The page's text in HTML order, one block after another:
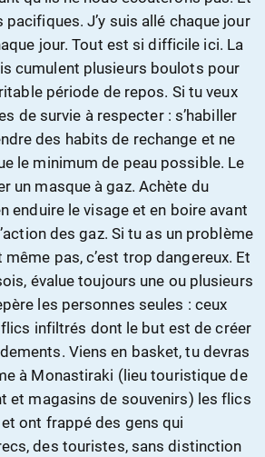
J’y suis allé chaque jour
jour. Tout est si difficile ici. La
cumulent plusieurs boulots pour
période de repos. Si tu veux
de survie à respecter : s’habiller
des habits de rechange et ne
le minimum de peau possible. Le
un masque à gaz. Achète du
enduire le visage et en boire avant
des gaz. Si tu as un problème
même pas, c’est trop dangereux. Et
évalue toujours une ou plusieurs
les personnes seules : ceux
infiltrés dont le but est de créer
Viens en basket, tu devras
à Monastiraki (lieu touristique de
et magasins de souvenirs) les flics
ont frappé des gens qui
des touristes, sans distinction